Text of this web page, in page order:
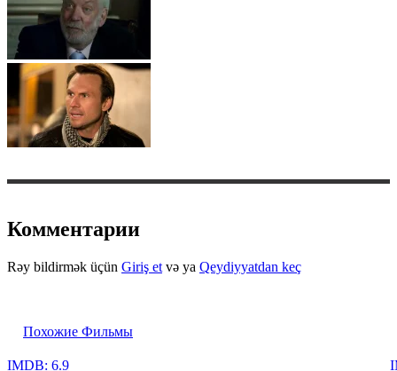
Комментарии
Rəy bildirmək üçün Giriş et və ya Qeydiyyatdan keç
Похожие Фильмы
IMDB: 6.9